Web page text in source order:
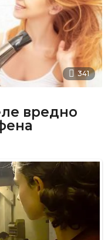
341
вредно